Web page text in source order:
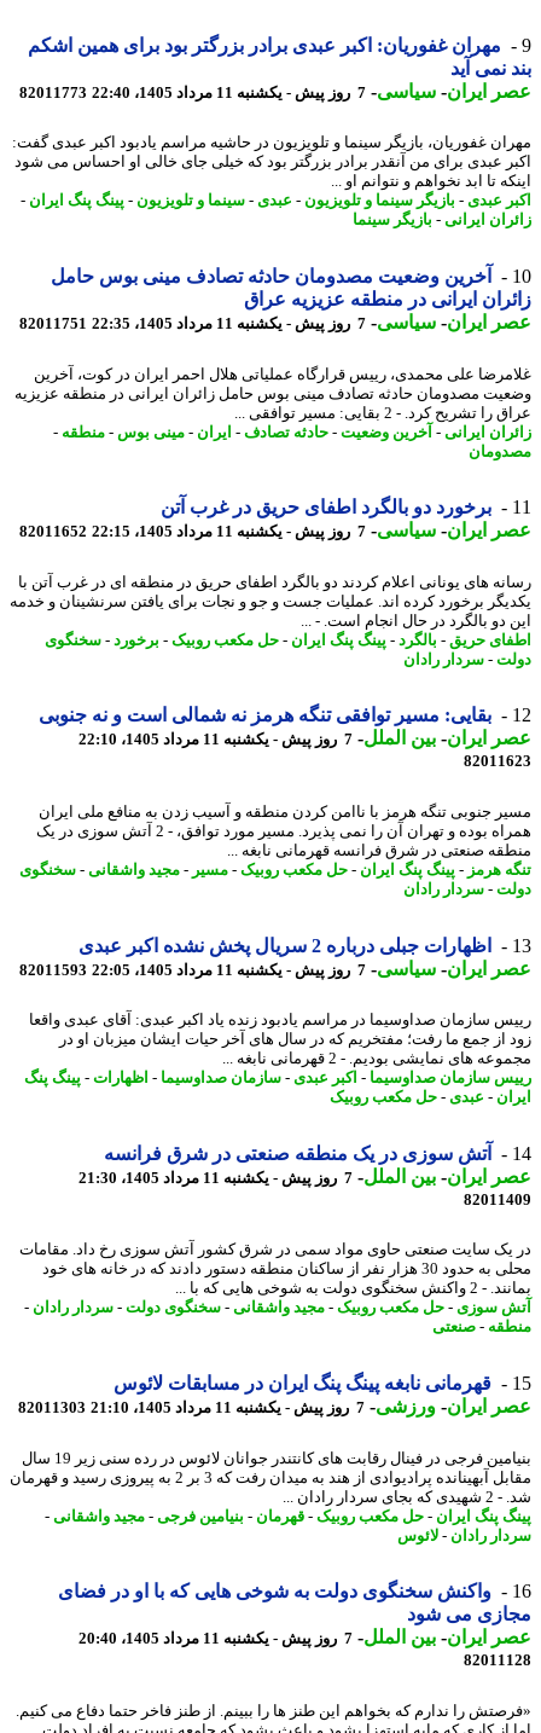
مهران غفوریان: اکبر عبدی برادر بزرگتر بود برای همین اشکم
نمی آید
ایران- سیاسی-7 روز پیش - یکشنبه 11 مرداد 1405، 22:40 82011773
غفوریان، بازیگر سینما و تلویزیون در حاشیه مراسم یادبود اکبر عبدی گفت:
عبدی برای من آنقدر برادر بزرگتر بود که خیلی جای خالی او احساس می شود
تا ابد نخواهم و نتوانم او ...
عبدی-بازیگر سینما و تلویزیون -عبدی-سینما و تلویزیون -پینگ پنگ ایران -
ایرانی- بازیگر سینما
آخرین وضعیت مصدومان حادثه تصادف مینی بوس حامل
ایرانی در منطقه عزیزیه عراق
ایران- سیاسی-7 روز پیش - یکشنبه 11 مرداد 1405، 22:35 82011751
علی محمدی، رییس قرارگاه عملیاتی هلال احمر ایران در کوت، آخرین
مصدومان حادثه تصادف مینی بوس حامل زائران ایرانی در منطقه عزیزیه
تشریح کرد. - 2 بقایی: مسیر توافقی ...
ایرانی- آخرین وضعیت-حادثه تصادف-ایران - مینی بوس-منطقه-
برخورد دو بالگرد اطفای حریق در غرب آتن
ایران- سیاسی-7 روز پیش - یکشنبه 11 مرداد 1405، 22:15 82011652
های یونانی اعلام کردند دو بالگرد اطفای حریق در منطقه ای در غرب آتن با
برخورد کرده اند. عملیات جست و جو و نجات برای یافتن سرنشینان و خدمه
دو بالگرد در حال انجام است. - ...
حریق- بالگرد-پینگ پنگ ایران - حل مکعب روبیک-برخورد-سخنگوی
-سردار رادان
بقایی: مسیر توافقی تنگه هرمز نه شمالی است و نه جنوبی
ایران- بین الملل-7 روز پیش - یکشنبه 11 مرداد 1405، 22:10
جنوبی تنگه هرمز با ناامن کردن منطقه و آسیب زدن به منافع ملی ایران
همراه بوده و تهران آن را نمی پذیرد. مسیر مورد توافق، - 2 آتش سوزی در یک
صنعتی در شرق فرانسه قهرمانی نابغه ...
هرمز- پینگ پنگ ایران - حل مکعب روبیک-مسیر-مجید واشقانی-سخنگوی
-سردار رادان
اظهارات جبلی درباره 2 سریال پخش نشده اکبر عبدی
ایران- سیاسی-7 روز پیش - یکشنبه 11 مرداد 1405، 22:05 82011593
سازمان صداوسیما در مراسم یادبود زنده یاد اکبر عبدی: آقای عبدی واقعا
از جمع ما رفت؛ مفتخریم که در سال های آخر حیات ایشان میزبان او در
های نمایشی بودیم. - 2 قهرمانی نابغه ...
سازمان صداوسیما-اکبر عبدی-سازمان صداوسیما-اظهارات- پینگ پنگ
- عبدی-حل مکعب روبیک
آتش سوزی در یک منطقه صنعتی در شرق فرانسه
ایران- بین الملل-7 روز پیش - یکشنبه 11 مرداد 1405، 21:30
سایت صنعتی حاوی مواد سمی در شرق کشور آتش سوزی رخ داد. مقامات
محلی به حدود 30 هزار نفر از ساکنان منطقه دستور دادند که در خانه های خود
دولت به شوخی هایی که با ...
سوزی- حل مکعب روبیک-مجید واشقانی-سخنگوی دولت-سردار رادان -
-صنعتی
قهرمانی نابغه پینگ پنگ ایران در مسابقات لائوس
ایران- ورزشی-7 روز پیش - یکشنبه 11 مرداد 1405، 21:10 82011303
بنیامین فرجی در فینال رقابت های کانتندر جوانان لائوس در رده سنی زیر 19 سال
مقابل آبهینانده پرادیوادی از هند به میدان رفت که 3 بر 2 به پیروزی رسید و قهرمان
سردار رادان ...
پنگ ایران - حل مکعب روبیک-قهرمان -بنیامین فرجی-مجید واشقانی-
رادان - لائوس
واکنش سخنگوی دولت به شوخی هایی که با او در فضای
می شود
ایران- بین الملل-7 روز پیش - یکشنبه 11 مرداد 1405، 20:40
را ندارم که بخواهم این طنز ها را ببینم. از طنز فاخر حتما دفاع می کنیم.